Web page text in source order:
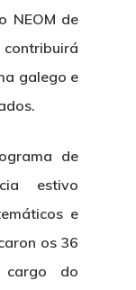
NEOM de
galego e
de
estivo
e
os 36
cargo do